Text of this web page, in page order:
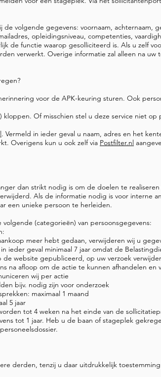
de volgende gegevens: voornaam, achternaam,
opleidingsniveau, competenties,
de functie waarop gesolliciteerd is. Als u zelf
verwerkt. Overige informatie zal alleen na uw
voor de APK-keuring sturen. Ook
Of misschien stel u deze service niet
. Vermeld in ieder geval u naam, adres en het
Overigens kun u ook zelf via Postfilter.nl
dan strikt nodig is om de doelen te
Als de informatie nodig is voor interne
een unieke persoon te herleiden.
(categorieën) van persoonsgegevens:
meer hebt gedaan, verwijderen wij u
ieder geval minimaal 7 jaar omdat de
website gepubliceerd, op uw verzoek
na afloop om de actie te kunnen afhandelen en
wij per actie
bijv. nodig zijn voor onderzoek
maximaal 1 maand
5 jaar
tot 4 weken na het einde van de
tot 1 jaar. Heb u de baan of stageplek
derden, tenzij u daar uitdrukkelijk